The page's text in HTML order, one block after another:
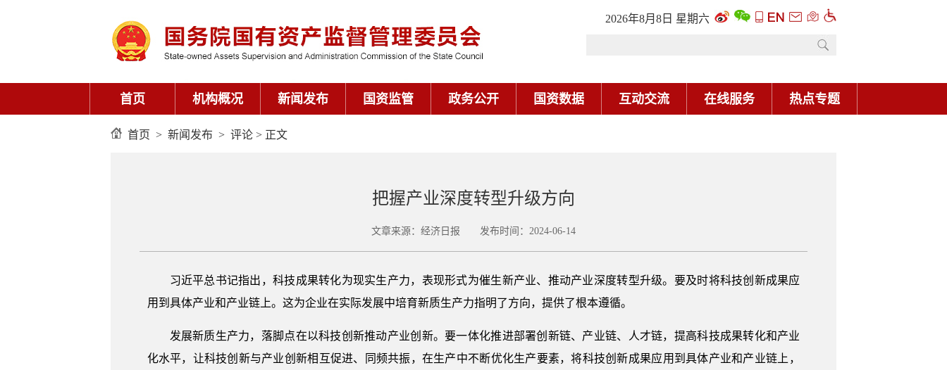
2026年8月8日 星期六
首页 机构概况 新闻发布 国资监管 政务公开 国资数据 互动交流 在线服务 热点专题
首页 > 新闻发布 > 评论 > 正文
把握产业深度转型升级方向
文章来源：经济日报 发布时间：2024-06-14
习近平总书记指出，科技成果转化为现实生产力，表现形式为催生新产业、推动产业深度转型升级。要及时将科技创新成果应
用到具体产业和产业链上。这为企业在实际发展中培育新质生产力指明了方向，提供了根本遵循。
发展新质生产力，落脚点在以科技创新推动产业创新。要一体化推进部署创新链、产业链、人才链，提高科技成果转化和产业
化水平，让科技创新与产业创新相互促进、同频共振，在生产中不断优化生产要素，将科技创新成果应用到具体产业和产业链上，